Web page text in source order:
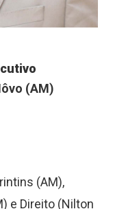
(AM)
(AM),
e Direito (Nilton